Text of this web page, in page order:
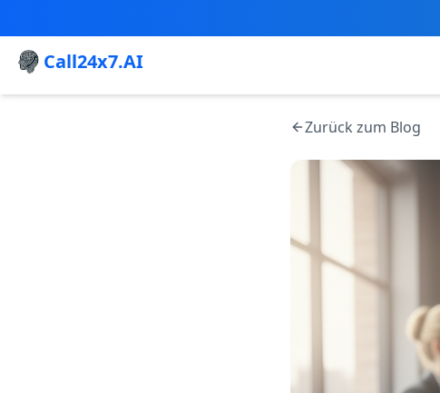
Call24x7.AI
Zurück zum Blog